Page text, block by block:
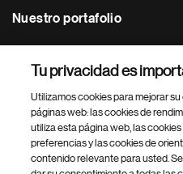
Nuestro portafolio
Footer Site Search
Tu privacidad es
Utilizamos cookies para mejorar
páginas web: las cookies de
utiliza esta página web, las
preferencias y las cookies de
contenido relevante para usted.